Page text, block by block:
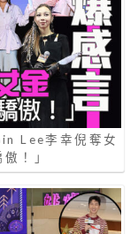
Lee李幸倪奪女
！」